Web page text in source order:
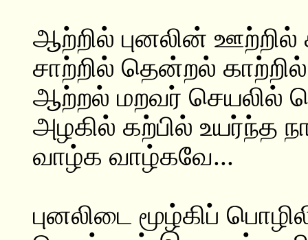
ஆற்றில் புனலின் ஊற்றில்
சாற்றில் தென்றல்
ஆற்றல் மறவர் செயலில்
அழகில் கற்பில் உயர்ந்த
வாழ்க வாழ்கவே...
புனலிடை மூழ்கிப்